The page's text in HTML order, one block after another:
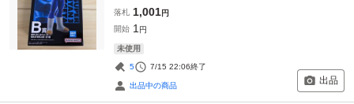
落札 1,001円
開始 1 円
未使用
5 7/15 22:06終了
出品中の商品 出品